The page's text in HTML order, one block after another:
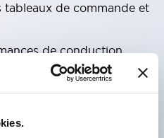
de commande et
de conduction
élevé grâce à
à haute conductivité